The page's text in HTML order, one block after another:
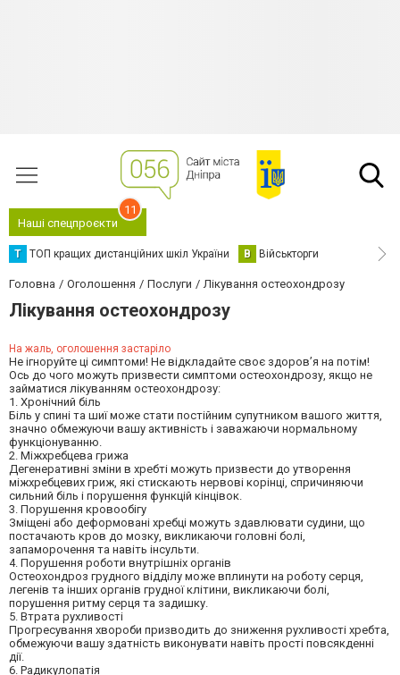
Наші спецпроєкти
11
Т ТОП кращих дистанційних шкіл України В Військторги
Головна Оголошення Послуги Лікування остеохондрозу
Лікування остеохондрозу
На жаль, оголошення застаріло
Не ігноруйте ці симптоми! Не відкладайте своє здоров’я на потім!
Ось до чого можуть призвести симптоми остеохондрозу, якщо не
займатися лікуванням остеохондрозу:
1. Хронічний біль
Біль у спині та шиї може стати постійним супутником вашого життя,
значно обмежуючи вашу активність і заважаючи нормальному
функціонуванню.
2. Міжхребцева грижа
Дегенеративні зміни в хребті можуть призвести до утворення
міжхребцевих гриж, які стискають нервові корінці, спричиняючи
сильний біль і порушення функцій кінцівок.
3. Порушення кровообігу
Зміщені або деформовані хребці можуть здавлювати судини, що
постачають кров до мозку, викликаючи головні болі,
запаморочення та навіть інсульти.
4. Порушення роботи внутрішніх органів
Остеохондроз грудного відділу може вплинути на роботу серця,
легенів та інших органів грудної клітини, викликаючи болі,
порушення ритму серця та задишку.
5. Втрата рухливості
Прогресування хвороби призводить до зниження рухливості хребта,
обмежуючи вашу здатність виконувати навіть прості повсякденні
дії.
6. Радикулопатія